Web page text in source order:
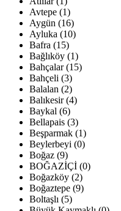
Avtepe (1)
Aygün (16)
Ayluka (10)
Bafra (15)
Bağlıköy (1)
Bahçalar (15)
Bahçeli (3)
Balalan (2)
Balıkesir (4)
Baykal (6)
Bellapais (3)
Beşparmak (1)
Beylerbeyi (0)
Boğaz (9)
BOĞAZİÇİ (0)
Boğazköy (2)
Boğaztepe (9)
Boltaşlı (5)